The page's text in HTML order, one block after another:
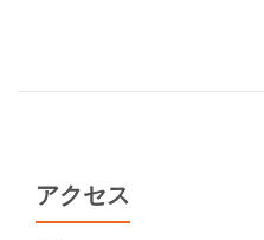
り
アクセス